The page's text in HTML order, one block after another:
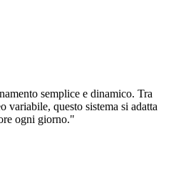
semplice e dinamico. Tra
variabile, questo sistema si adatta
ogni giorno."